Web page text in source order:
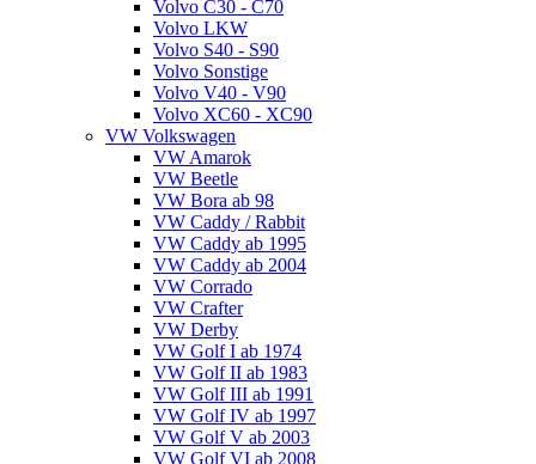
Volvo C30 - C70
Volvo LKW
Volvo S40 - S90
Volvo Sonstige
Volvo V40 - V90
Volvo XC60 - XC90
VW Volkswagen
VW Amarok
VW Beetle
VW Bora ab 98
VW Caddy / Rabbit
VW Caddy ab 1995
VW Caddy ab 2004
VW Corrado
VW Crafter
VW Derby
VW Golf I ab 1974
VW Golf II ab 1983
VW Golf III ab 1991
VW Golf IV ab 1997
VW Golf V ab 2003
VW Golf VI ab 2008